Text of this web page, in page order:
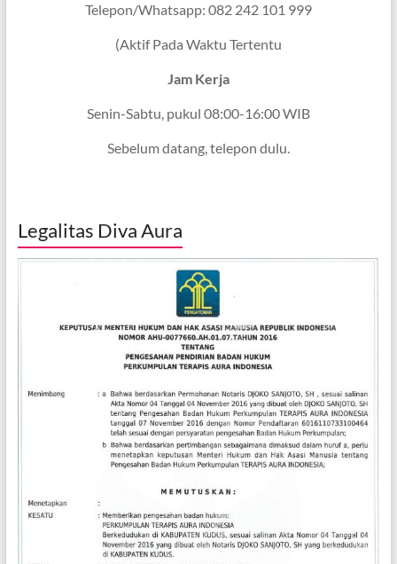
Telepon/Whatsapp: 082 242 101 999
(Aktif Pada Waktu Tertentu
Jam Kerja
Senin-Sabtu, pukul 08:00-16:00 WIB
Sebelum datang, telepon dulu.
Legalitas Diva Aura